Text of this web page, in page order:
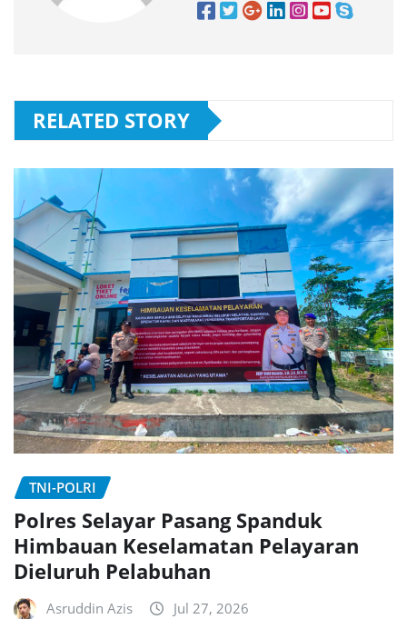
RELATED STORY
TNI-POLRI
Polres Selayar Pasang Spanduk
Himbauan Keselamatan Pelayaran
Dieluruh Pelabuhan
Asruddin Azis Jul 27, 2026